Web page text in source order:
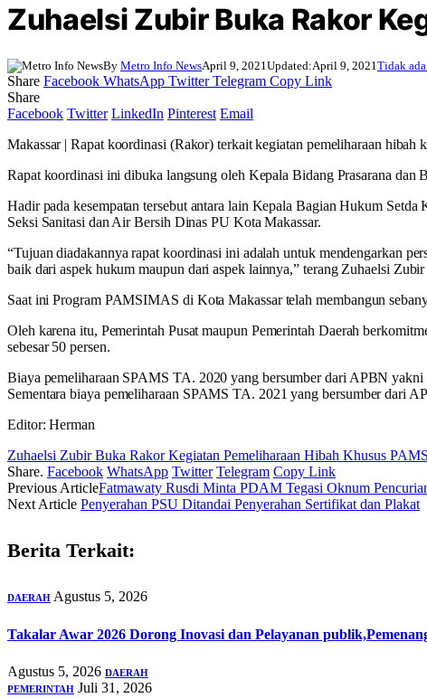
Zuhaelsi Zubir Buka Rakor
By Metro Info NewsApril 9, 2021 Updated:April 9, 2021 Tidak
Share Facebook WhatsApp Twitter Telegram Copy Link
Share
Facebook Twitter LinkedIn Pinterest Email
Makassar | Rapat koordinasi (Rakor) terkait kegiatan pemeliharaan
Rapat koordinasi ini dibuka langsung oleh Kepala Bidang Prasarana dan
Hadir pada kesempatan tersebut antara lain Kepala Bagian Hukum
Seksi Sanitasi dan Air Bersih Dinas PU Kota Makassar.
“Tujuan diadakannya rapat koordinasi ini adalah untuk mendengarkan
baik dari aspek hukum maupun dari aspek lainnya,” terang Zuhaelsi
Saat ini Program PAMSIMAS di Kota Makassar telah membangun
Oleh karena itu, Pemerintah Pusat maupun Pemerintah Daerah
sebesar 50 persen.
Biaya pemeliharaan SPAMS TA. 2020 yang bersumber dari APBN
Sementara biaya pemeliharaan SPAMS TA. 2021 yang bersumber dari
Editor: Herman
Zuhaelsi Zubir Buka Rakor Kegiatan Pemeliharaan Hibah Khusus
Share. Facebook WhatsApp Twitter Telegram Copy Link
Previous ArticleFatmawaty Rusdi Minta PDAM Tegasi Oknum
Next Article Penyerahan PSU Ditandai Penyerahan Sertifikat dan Plakat
Berita Terkait:
DAERAH Agustus 5, 2026
Takalar Awar 2026 Dorong Inovasi dan Pelayanan
Agustus 5, 2026 DAERAH
PEMERINTAH Juli 31, 2026